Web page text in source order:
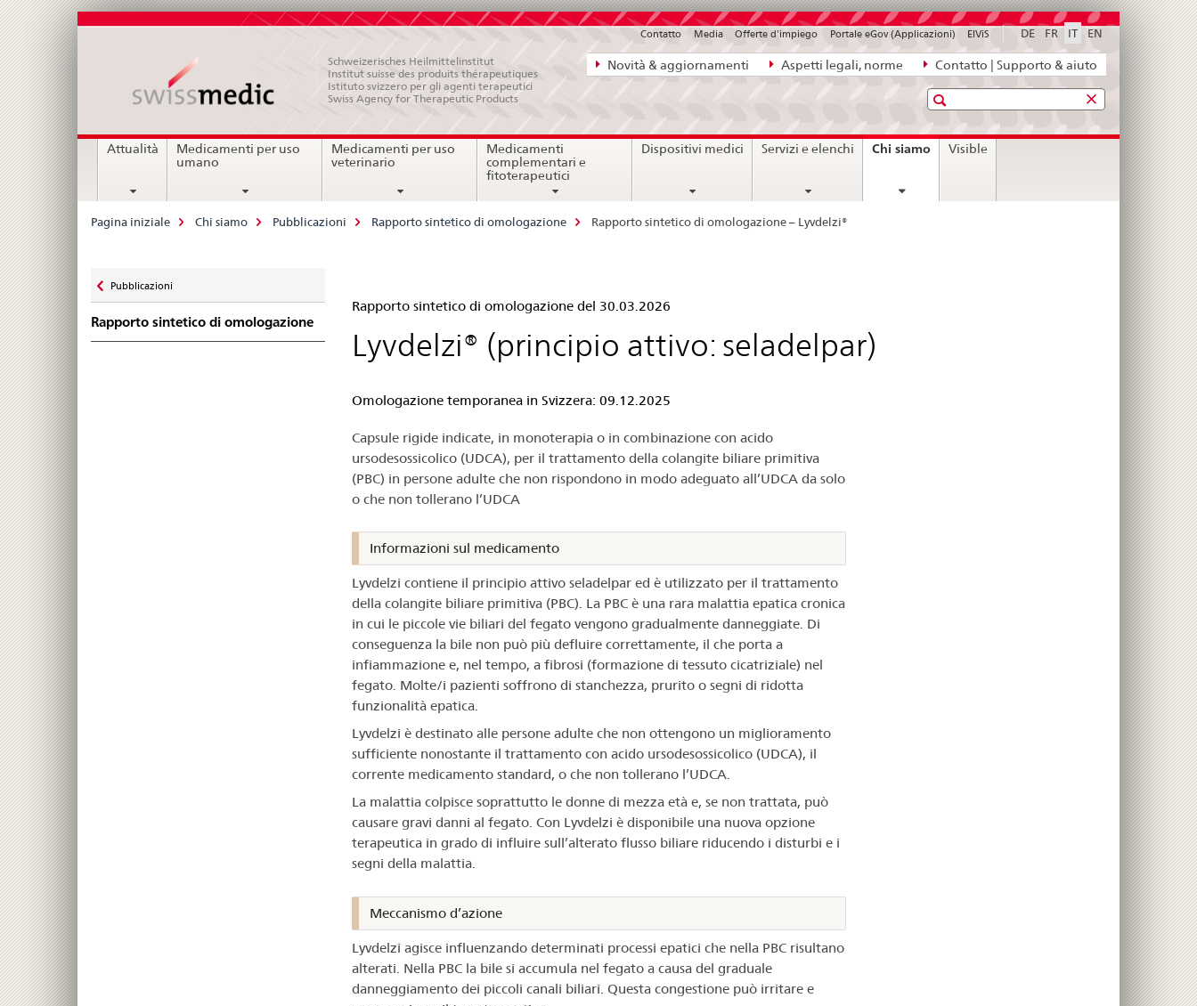
Navigazione
diretta:
aspetti
Novità & aggiornamenti Aspetti legali, norme Contatto | Supporto & aiuto
DE FR IT EN
Contatto Media Offerte d'impiego Portale eGov (Applicazioni) ElViS
Schweizerisches Heilmittelinstitut
Institut suisse des produits thérapeutiques
Istituto svizzero per gli agenti terapeutici
Swiss Agency for Therapeutic Products
Ricerca
Navigation
Attualità
Medicamenti per uso
umano
Medicamenti per uso
veterinario
Medicamenti
complementari e
fitoterapeutici
Dispositivi medici Servizi e elenchi Chi siamocurrent
Visible
Breadcrumb
Pagina iniziale Chi siamo Pubblicazioni Rapporto sintetico di omologazione Rapporto sintetico di omologazione – Lyvdelzi®
zu
Pubblicazioni
Rapporto sintetico di omologazione
Rapporto
sintetico
di
omologazione
–
Lyvdelzi®
Rapporto sintetico di omologazione del 30.03.2026
Lyvdelzi® (principio attivo: seladelpar)
Omologazione temporanea in Svizzera: 09.12.2025
Capsule rigide indicate, in monoterapia o in combinazione con acido
ursodesossicolico (UDCA), per il trattamento della colangite biliare primitiva
(PBC) in persone adulte che non rispondono in modo adeguato all’UDCA da solo
o che non tollerano l’UDCA
Informazioni sul medicamento
Lyvdelzi contiene il principio attivo seladelpar ed è utilizzato per il trattamento
della colangite biliare primitiva (PBC). La PBC è una rara malattia epatica cronica
in cui le piccole vie biliari del fegato vengono gradualmente danneggiate. Di
conseguenza la bile non può più defluire correttamente, il che porta a
infiammazione e, nel tempo, a fibrosi (formazione di tessuto cicatriziale) nel
fegato. Molte/i pazienti soffrono di stanchezza, prurito o segni di ridotta
funzionalità epatica.
Lyvdelzi è destinato alle persone adulte che non ottengono un miglioramento
sufficiente nonostante il trattamento con acido ursodesossicolico (UDCA), il
corrente medicamento standard, o che non tollerano l’UDCA.
La malattia colpisce soprattutto le donne di mezza età e, se non trattata, può
causare gravi danni al fegato. Con Lyvdelzi è disponibile una nuova opzione
terapeutica in grado di influire sull’alterato flusso biliare riducendo i disturbi e i
segni della malattia.
Meccanismo d’azione
Lyvdelzi agisce influenzando determinati processi epatici che nella PBC risultano
alterati. Nella PBC la bile si accumula nel fegato a causa del graduale
danneggiamento dei piccoli canali biliari. Questa congestione può irritare e